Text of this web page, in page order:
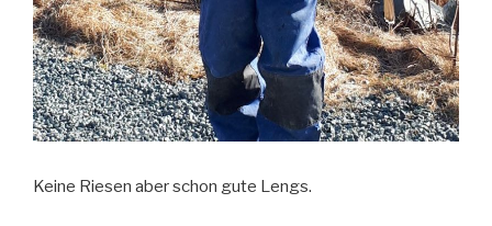
Keine Riesen aber schon gute Lengs.